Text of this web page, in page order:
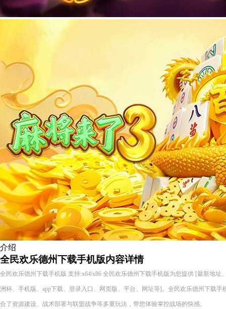
介绍
全民欢乐德州下载手机版内容详情
全民欢乐德州下载手机版 支持:x64/x86 全民欢乐德州下载手机版为您提供 [最新地址
洲杯、手机版、app下载、登录入口、网页版、平台、网址等]。全民欢乐德州下载
合了资源建设、战术部署与联盟战争等多重玩法，带您体验掌控战场的快感。